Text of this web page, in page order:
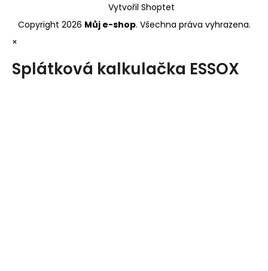
Vytvořil Shoptet
Copyright 2026 Můj e-shop. Všechna práva vyhrazena.
×
Splátková kalkulačka ESSOX